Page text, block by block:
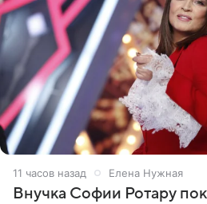
11 часов назад Елена Нужная
Внучка Софии Ротару